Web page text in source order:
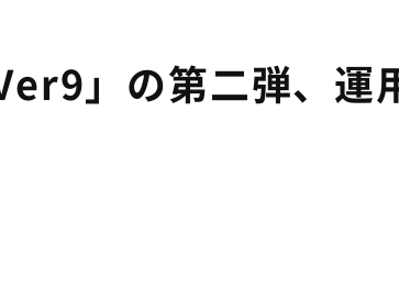
」の第二弾、運